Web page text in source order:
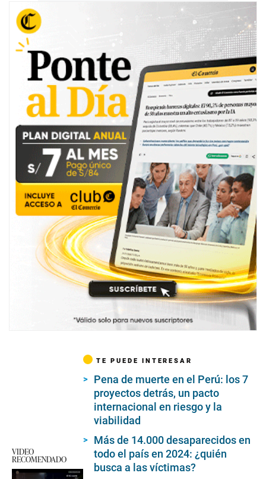
VIDEO
RECOMENDADO
TE PUEDE INTERESAR
Pena de muerte en el Perú: los 7
proyectos detrás, un pacto
internacional en riesgo y la
viabilidad
Más de 14.000 desaparecidos en
todo el país en 2024: ¿quién
busca a las víctimas?